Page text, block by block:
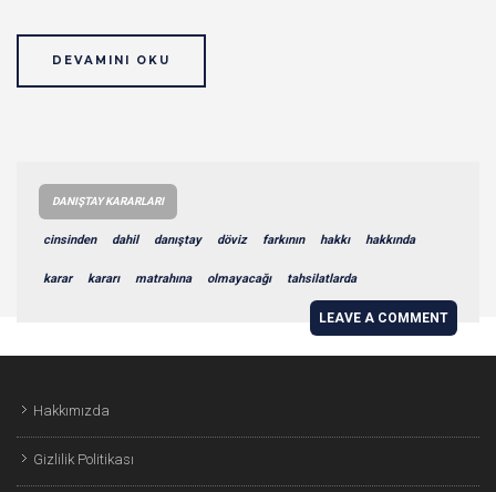
DEVAMINI OKU
DANIŞTAY KARARLARI
cinsinden dahil danıştay döviz farkının hakkı hakkında
karar kararı matrahına olmayacağı tahsilatlarda
LEAVE A COMMENT
Hakkımızda
Gizlilik Politikası